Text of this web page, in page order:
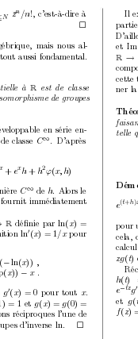
N zn /n!, c’est-à-dire à
mais nous al-
aussi fondamental.
le à R est de classe
de groupes
eloppable en série en-
classe C∞
. D’après
x + exh+ h2ϕ(x, h)
C∞ de h.
Alors le
immédiatement
Rdéﬁnie par ln(x) =
ln0 (x) = 1/x pour
−ln(x)) ,
x)) − x .
g0( x)=0 pour tout x.
= 1 et g(x) = g(0) =
réciproques l’une de
es d’inverse ln .
Il
et Im
R →
comp
cette
ner
telle
e( t+h)
pour
cela,
zg(t)
h(t)
e− tzg0
et g(
f(z)